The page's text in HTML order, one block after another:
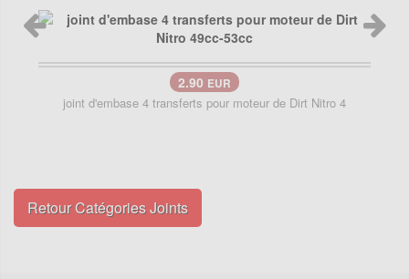
2.90 EUR
joint d'embase 4 transferts pour moteur de Dirt Nitro 4
Retour Catégories Joints